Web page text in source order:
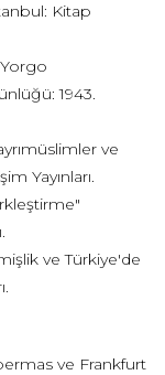
Kitap
Yorgo
1943.
ve
Yayınları.
ve Türkiye'de
ve Frankfurt